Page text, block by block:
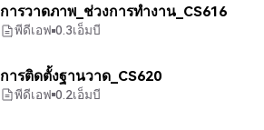
การวาดภาพ_ช่วงการทำงาน_CS616
พีดีเอฟ 0.3เอ็มบี
การติดตั้งฐานวาด_CS620
พีดีเอฟ 0.2เอ็มบี